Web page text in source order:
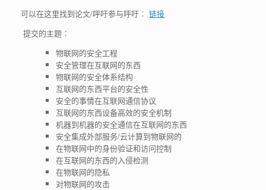
可以在这里找到论文/呼吁参与呼吁︰ 链接
提交的主题︰
物联网的安全工程
安全管理在互联网的东西
物联网的安全体系结构
互联网的东西平台的安全性
安全的事情在互联网通信协议
互联网的东西设备高效的安全机制
机器到机器的安全通信在互联网的东西
安全集成外部服务/云计算到物联网的
在物联网中的身份验证和访问控制
在互联网的东西的入侵检测
在物联网的隐私
对物联网的攻击